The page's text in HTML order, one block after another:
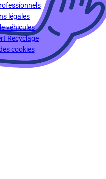
légales
véhicules
Recyclage
cookies